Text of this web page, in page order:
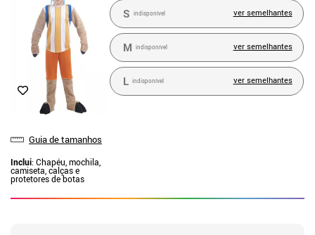
Guia de tamanhos
Inclui: Chapéu, mochila,
camiseta, calças e
protetores de botas
S indisponível ver semelhantes
M indisponível ver semelhantes
L indisponível ver semelhantes